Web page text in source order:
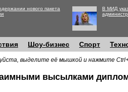
нового пакета
В МИД
Шоу-бизнес Спорт
выделите её мышкой и нажмите
высылками